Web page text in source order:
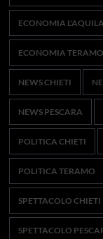
ECONOMIA L'AQUILA
ECONOMIA TERAMO
NEWS CHIETI
NEWS PESCARA
POLITICA CHIETI
POLITICA TERAMO
SPETTACOLO CHIETI
SPETTACOLO